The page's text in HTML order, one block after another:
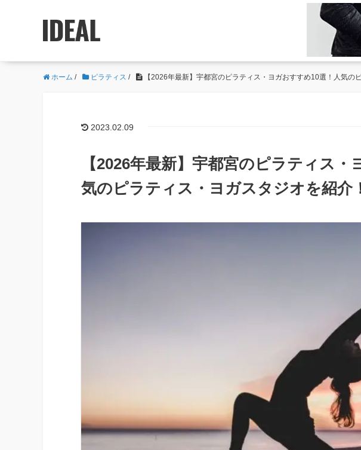
ホーム / ピラティス / 【2026年最新】宇都宮のピラティス・ヨガおすすめ10選！人気の
2023.02.09
【2026年最新】宇都宮のピラティス
気のピラティス・ヨガスタジオを紹介